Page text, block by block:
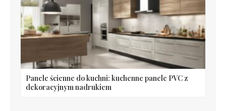
Panele ścienne do kuchni: kuchenne panele PVC z
dekoracyjnym nadrukiem